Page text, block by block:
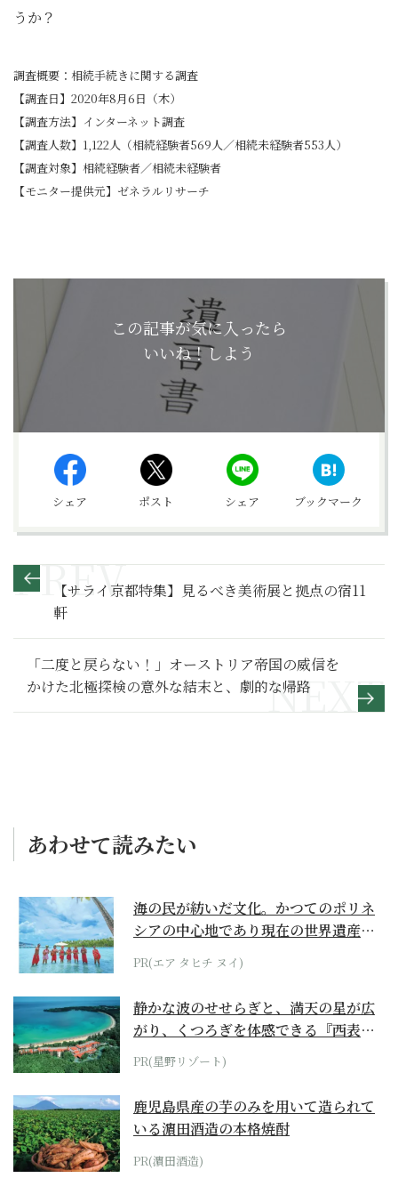
うか？
調査概要：相続手続きに関する調査
【調査日】2020年8月6日（木）
【調査方法】インターネット調査
【調査人数】1,122人（相続経験者569人／相続未経験者553人）
【調査対象】相続経験者／相続未経験者
【モニター提供元】ゼネラルリサーチ
この記事が気に入ったら
いいね！しよう
シェア ポスト シェア ブックマーク
【サライ京都特集】見るべき美術展と拠点の宿11
軒
「二度と戻らない！」オーストリア帝国の威信を
かけた北極探検の意外な結末と、劇的な帰路
あわせて読みたい
海の民が紡いだ文化。かつてのポリネ
シアの中心地であり現在の世界遺産か
らみえてくる...
PR(エア タヒチ ヌイ)
静かな波のせせらぎと、満天の星が広
がり、くつろぎを体感できる『西表島
ホテル by...
PR(星野リゾート)
鹿児島県産の芋のみを用いて造られて
いる濵田酒造の本格焼酎
PR(濵田酒造)